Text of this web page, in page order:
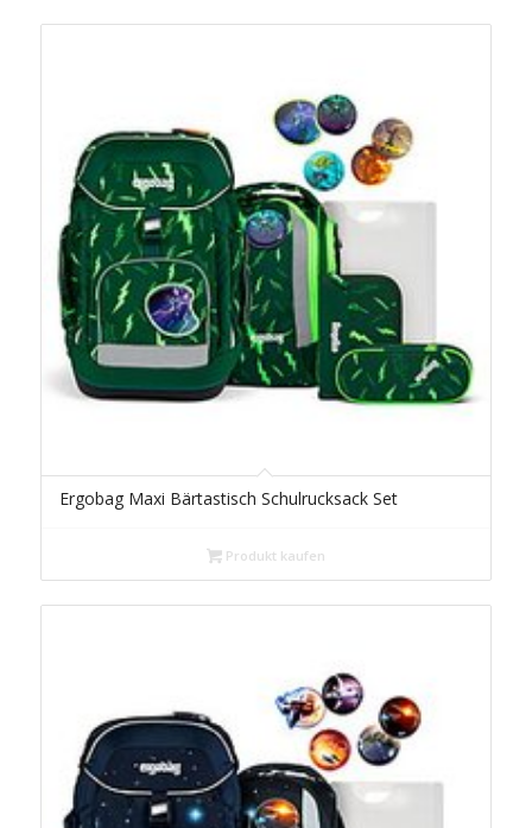
Ergobag Maxi Bärtastisch Schulrucksack Set
Produkt kaufen